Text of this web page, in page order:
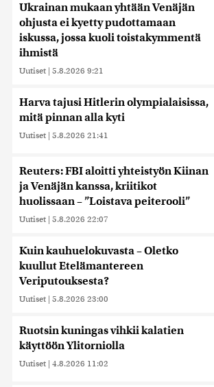
Ukrainan mukaan yhtään Venäjän
ohjusta ei kyetty pudottamaan
iskussa, jossa kuoli toistakymmentä
ihmistä
Uutiset | 5.8.2026 9:21
Harva tajusi Hitlerin olympialaisissa,
mitä pinnan alla kyti
Uutiset | 5.8.2026 21:41
Reuters: FBI aloitti yhteistyön Kiinan
ja Venäjän kanssa, kriitikot
huolissaan – ”Loistava peiterooli”
Uutiset | 5.8.2026 22:07
Kuin kauhuelokuvasta – Oletko
kuullut Etelämantereen
Veriputouksesta?
Uutiset | 5.8.2026 23:00
Ruotsin kuningas vihkii kalatien
käyttöön Ylitorniolla
Uutiset | 4.8.2026 11:02